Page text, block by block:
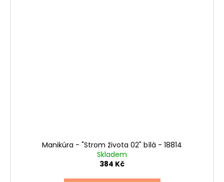
Manikúra - "Strom života 02" bílá - 18814
Skladem
384 Kč